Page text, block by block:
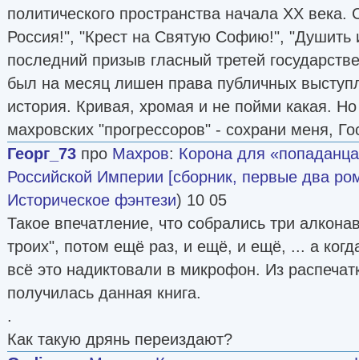
политического пространства начала XX века.
Россия!", "Крест на Святую Софию!", "Душить
последний призыв гласный третей
был на месяц лишен права публичных
история. Кривая, хромая и не пойми какая.
махровских "прогрессоров" - сохрани меня,
Георг_73 про Махров: Корона для
Российской Империи [сборник, первые два
Историческое фэнтези) 10 05
Такое впечатление, что собрались три
троих", потом ещё раз, и ещё, и ещё, ... а
всё это надиктовали в микрофон. Из
получилась данная книга.
.
Как такую дрянь переиздают?